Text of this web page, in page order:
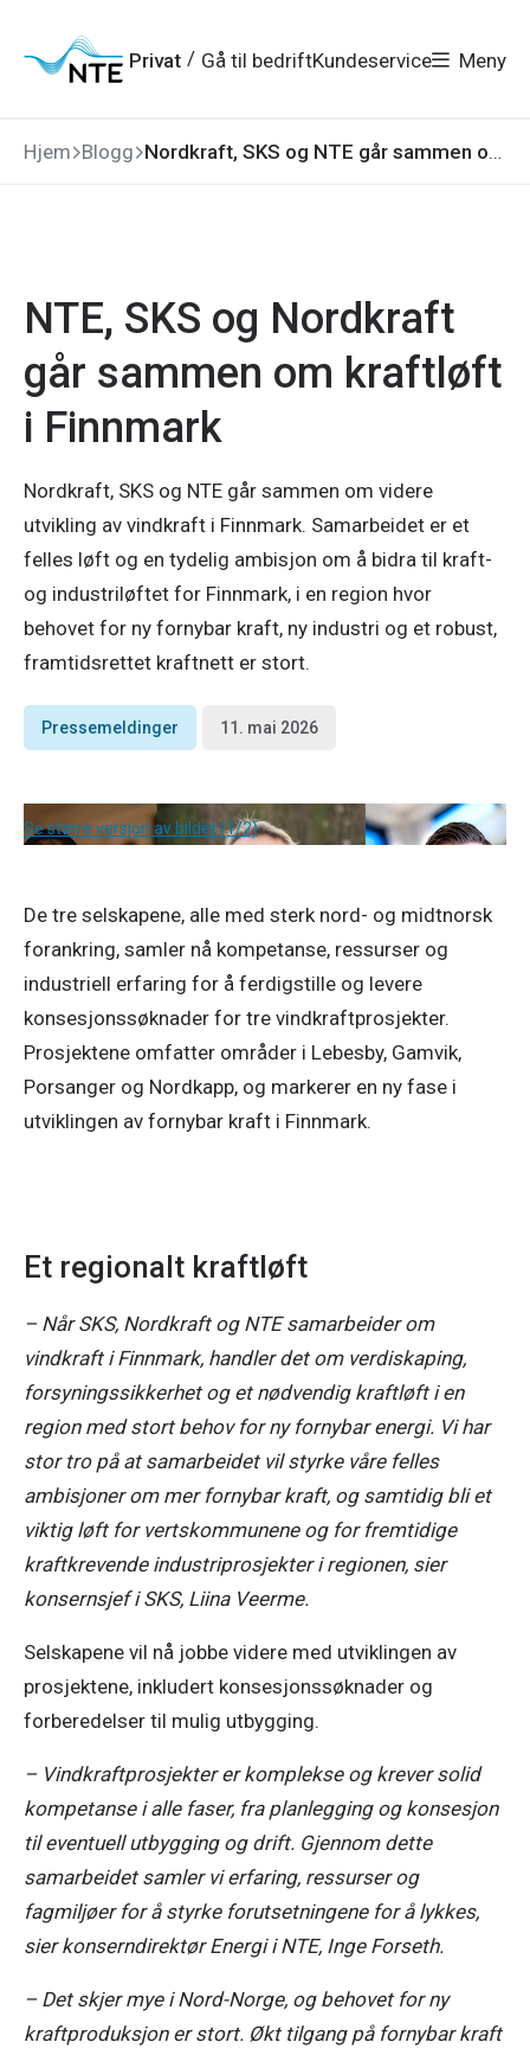
hovedmeny
søk
hovedinnhold
bunnområde
Privat / Gå til bedriftKundeservice Meny
Hjem Blogg Nordkraft, SKS og NTE går sammen om kraftløft i Finnmark
NTE, SKS og Nordkraft
går sammen om kraftløft
i Finnmark
Nordkraft, SKS og NTE går sammen om videre
utvikling av vindkraft i Finnmark. Samarbeidet er et
felles løft og en tydelig ambisjon om å bidra til kraft-
og industriløftet for Finnmark, i en region hvor
behovet for ny fornybar kraft, ny industri og et robust,
framtidsrettet kraftnett er stort.
Pressemeldinger 11. mai 2026
Se større versjon av bildet (1/2)
De tre selskapene, alle med sterk nord- og midtnorsk
forankring, samler nå kompetanse, ressurser og
industriell erfaring for å ferdigstille og levere
konsesjonssøknader for tre vindkraftprosjekter.
Prosjektene omfatter områder i Lebesby, Gamvik,
Porsanger og Nordkapp, og markerer en ny fase i
utviklingen av fornybar kraft i Finnmark.
Et regionalt kraftløft
– Når SKS, Nordkraft og NTE samarbeider om
vindkraft i Finnmark, handler det om verdiskaping,
forsyningssikkerhet og et nødvendig kraftløft i en
region med stort behov for ny fornybar energi. Vi har
stor tro på at samarbeidet vil styrke våre felles
ambisjoner om mer fornybar kraft, og samtidig bli et
viktig løft for vertskommunene og for fremtidige
kraftkrevende industriprosjekter i regionen, sier
konsernsjef i SKS, Liina Veerme.
Selskapene vil nå jobbe videre med utviklingen av
prosjektene, inkludert konsesjonssøknader og
forberedelser til mulig utbygging.
– Vindkraftprosjekter er komplekse og krever solid
kompetanse i alle faser, fra planlegging og konsesjon
til eventuell utbygging og drift. Gjennom dette
samarbeidet samler vi erfaring, ressurser og
fagmiljøer for å styrke forutsetningene for å lykkes,
sier konserndirektør Energi i NTE, Inge Forseth.
– Det skjer mye i Nord-Norge, og behovet for ny
kraftproduksjon er stort. Økt tilgang på fornybar kraft